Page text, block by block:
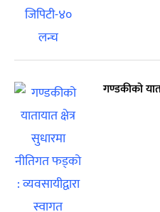
गण्डकीको